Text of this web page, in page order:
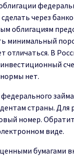
через
облигациям
минимальный
отличаться. В
нет.
страны. Для
номер.
виде.
бумагами